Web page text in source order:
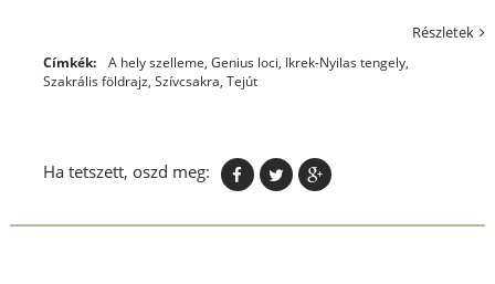
Részletek
Címkék: A hely szelleme, Genius loci, Ikrek-Nyilas tengely,
Szakrális földrajz, Szívcsakra, Tejút
Ha tetszett, oszd meg: